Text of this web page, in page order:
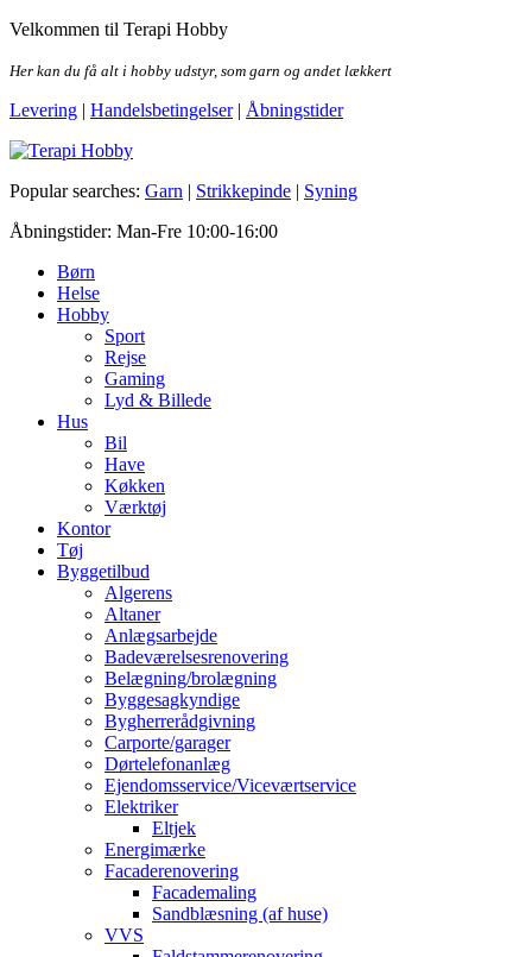
Skip
the
Velkommen til Terapi Hobby
Her kan du få alt i hobby udstyr, som garn og andet lækkert
Levering | Handelsbetingelser| Åbningstider
Terapi Hobby
Popular searches: Garn | Strikkepinde | Syning
Åbningstider: Man-Fre 10:00-16:00
Børn
Helse
Hobby
Sport
Rejse
Gaming
Lyd & Billede
Hus
Bil
Have
Køkken
Værktøj
Kontor
Tøj
Byggetilbud
Algerens
Altaner
Anlægsarbejde
Badeværelsesrenovering
Belægning/brolægning
Byggesagkyndige
Bygherrerådgivning
Carporte/garager
Dørtelefonanlæg
Ejendomsservice/Viceværtservice
Elektriker
Eltjek
Energimærke
Facaderenovering
Facademaling
Sandblæsning (af huse)
VVS